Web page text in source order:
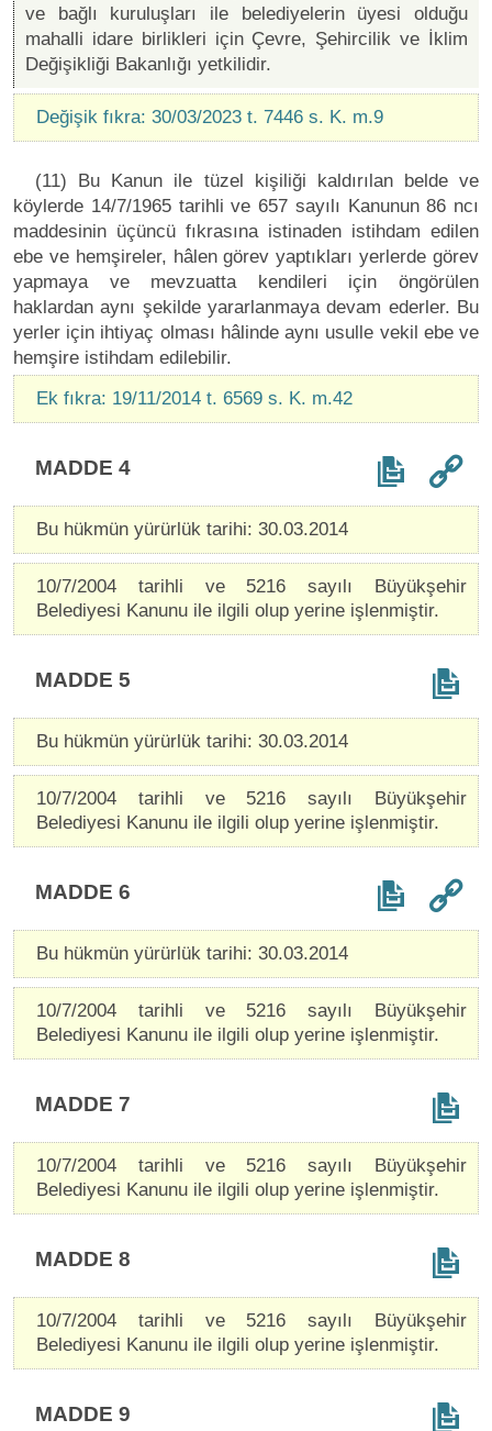
ve bağlı kuruluşları ile belediyelerin üyesi olduğu
mahalli idare birlikleri için Çevre, Şehircilik ve İklim
Değişikliği Bakanlığı yetkilidir.
Değişik fıkra: 30/03/2023 t. 7446 s. K. m.9
(11) Bu Kanun ile tüzel kişiliği kaldırılan belde ve
köylerde 14/7/1965 tarihli ve 657 sayılı Kanunun 86 ncı
maddesinin üçüncü fıkrasına istinaden istihdam edilen
ebe ve hemşireler, hâlen görev yaptıkları yerlerde görev
yapmaya ve mevzuatta kendileri için öngörülen
haklardan aynı şekilde yararlanmaya devam ederler. Bu
yerler için ihtiyaç olması hâlinde aynı usulle vekil ebe ve
hemşire istihdam edilebilir.
Ek fıkra: 19/11/2014 t. 6569 s. K. m.42
MADDE 4
Bu hükmün yürürlük tarihi: 30.03.2014
10/7/2004 tarihli ve 5216 sayılı Büyükşehir
Belediyesi Kanunu ile ilgili olup yerine işlenmiştir.
MADDE 5
Bu hükmün yürürlük tarihi: 30.03.2014
10/7/2004 tarihli ve 5216 sayılı Büyükşehir
Belediyesi Kanunu ile ilgili olup yerine işlenmiştir.
MADDE 6
Bu hükmün yürürlük tarihi: 30.03.2014
10/7/2004 tarihli ve 5216 sayılı Büyükşehir
Belediyesi Kanunu ile ilgili olup yerine işlenmiştir.
MADDE 7
10/7/2004 tarihli ve 5216 sayılı Büyükşehir
Belediyesi Kanunu ile ilgili olup yerine işlenmiştir.
MADDE 8
10/7/2004 tarihli ve 5216 sayılı Büyükşehir
Belediyesi Kanunu ile ilgili olup yerine işlenmiştir.
MADDE 9